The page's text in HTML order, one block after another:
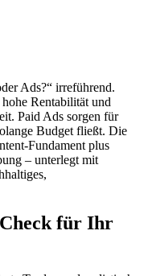
Ads?“ irreführend.
Rentabilität und
Paid Ads sorgen für
Budget fließt. Die
Fundament plus
– unterlegt mit
für Ihr